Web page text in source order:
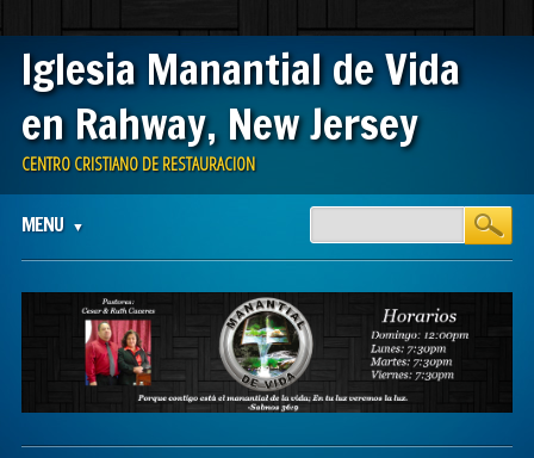
Iglesia Manantial de Vida
en Rahway, New Jersey
CENTRO CRISTIANO DE RESTAURACION
Main menu
content
MENU